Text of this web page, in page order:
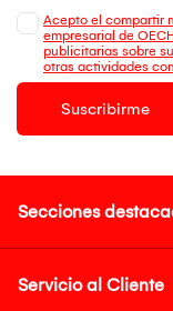
Acepto el compartir
empresarial de
publicitarias sobre
otras actividades
Suscribirme
Secciones
Servicio al Cliente